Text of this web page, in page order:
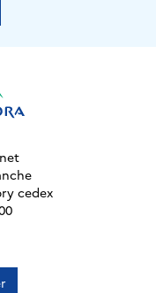
cedex